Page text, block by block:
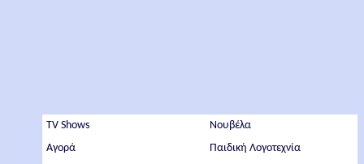
TV Shows
Αγορά
Νουβέλα
Παιδική Λογοτεχνία